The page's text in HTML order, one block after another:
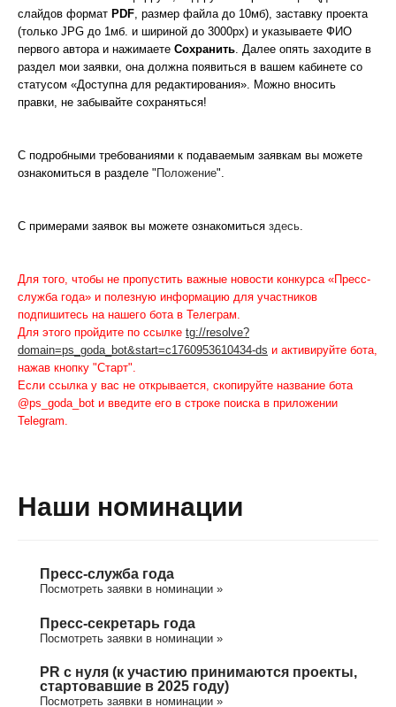
слайдов формат PDF, размер файла до 10мб), заставку проекта
(только JPG до 1мб. и шириной до 3000px) и указываете ФИО
первого автора и нажимаете Сохранить. Далее опять заходите в
раздел мои заявки, она должна появиться в вашем кабинете со
статусом «Доступна для редактирования». Можно вносить
правки, не забывайте сохраняться!
С подробными требованиями к подаваемым заявкам вы можете
ознакомиться в разделе " Положение".
С примерами заявок вы можете ознакомиться здесь.
Для того, чтобы не пропустить важные новости конкурса «Пресс-
служба года» и полезную информацию для участников
подпишитесь на нашего бота в Телеграм.
Для этого пройдите по ссылке tg://resolve?
domain=ps_goda_bot&start=c1760953610434-ds и активируйте бота,
нажав кнопку "Старт".
Если ссылка у вас не открывается, скопируйте название бота
@ps_goda_bot и введите его в строке поиска в приложении
Telegram.
Наши номинации
Пресс-служба года
Посмотреть заявки в номинации »
Пресс-секретарь года
Посмотреть заявки в номинации »
PR с нуля (к участию принимаются проекты,
стартовавшие в 2025 году)
Посмотреть заявки в номинации »